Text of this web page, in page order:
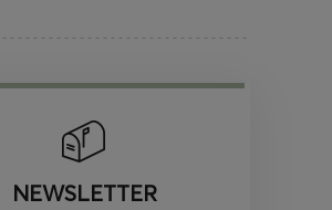
NEWSLETTER